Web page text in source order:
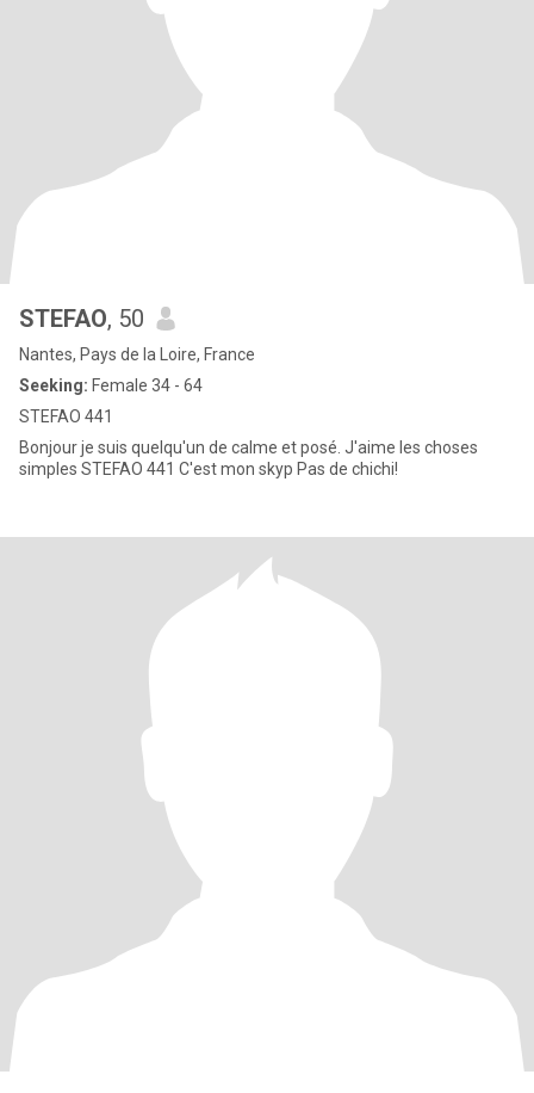
STEFAO, 50
Nantes, Pays de la Loire, France
Seeking: Female 34 - 64
STEFAO 441
Bonjour je suis quelqu'un de calme et posé. J'aime les choses
simples STEFAO 441 C'est mon skyp Pas de chichi!